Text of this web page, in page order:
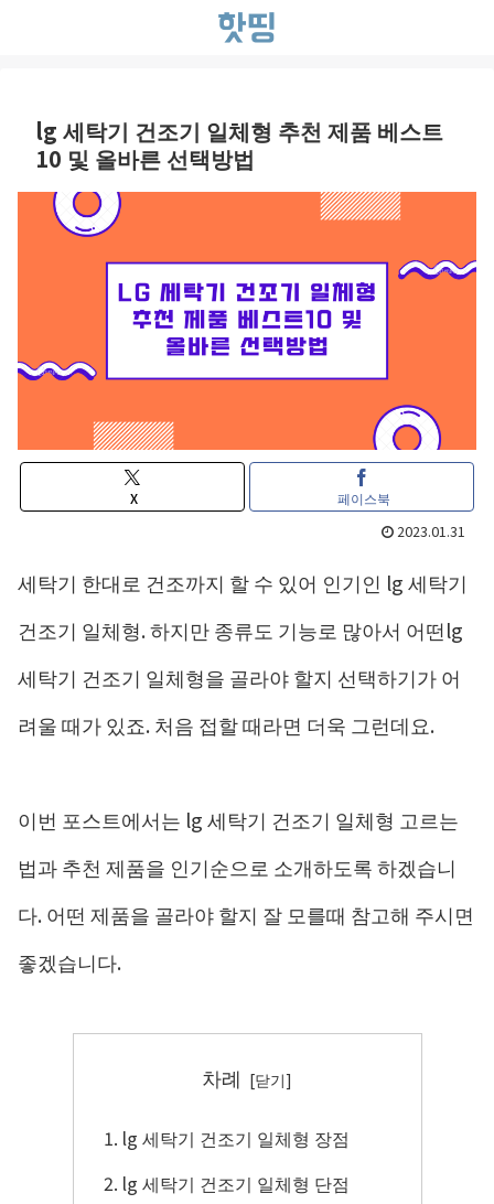
lg 세탁기 건조기 일체형 추천 제품 베스트
10 및 올바른 선택방법
X 페이스북
2023.01.31
세탁기 한대로 건조까지 할 수 있어 인기인 lg 세탁기
건조기 일체형. 하지만 종류도 기능로 많아서 어떤lg
세탁기 건조기 일체형을 골라야 할지 선택하기가 어
려울 때가 있죠. 처음 접할 때라면 더욱 그런데요.
이번 포스트에서는 lg 세탁기 건조기 일체형 고르는
법과 추천 제품을 인기순으로 소개하도록 하겠습니
다. 어떤 제품을 골라야 할지 잘 모를때 참고해 주시면
좋겠습니다.
차례
lg 세탁기 건조기 일체형 장점
lg 세탁기 건조기 일체형 단점